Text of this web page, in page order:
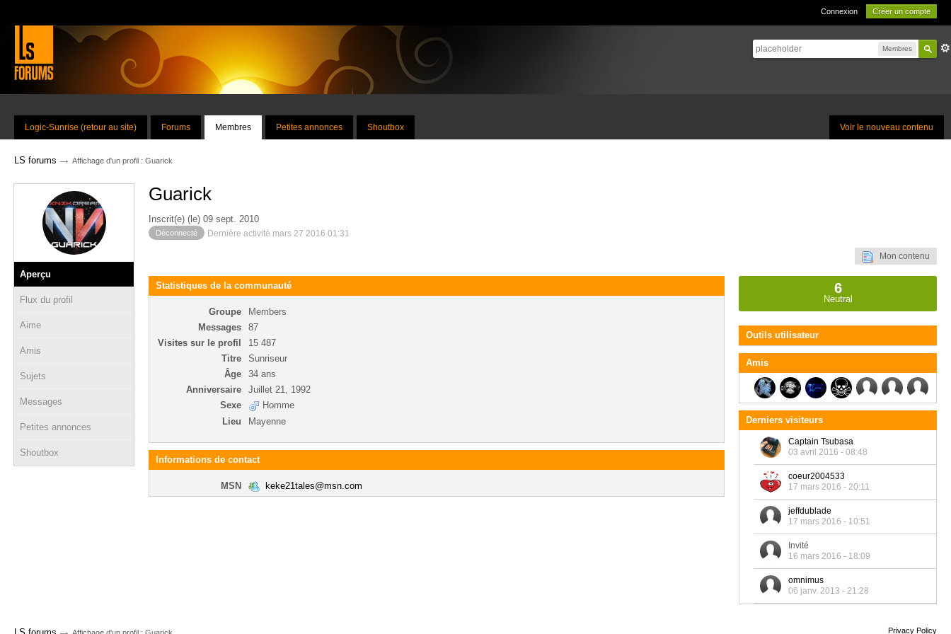
Connexion Créer un compte
Membres
Voir le nouveau contenu
Logic-Sunrise (retour au site) Forums Membres Petites annonces Shoutbox
LS forums → Affichage d'un profil : Guarick
Aperçu
Flux du profil
Aime
Amis
Sujets
Messages
Petites annonces
Shoutbox
Guarick
Inscrit(e) (le) 09 sept. 2010
Déconnecté Dernière activité mars 27 2016 01:31
Mon contenu
Statistiques de la communauté
Groupe
Members
Messages
87
Visites sur le profil
15 487
Titre
Sunriseur
Âge
34 ans
Anniversaire
Juillet 21, 1992
Sexe
Homme
Lieu
Mayenne
Informations de contact
MSN keke21tales@msn.com
6
Neutral
Outils utilisateur
Amis
Derniers visiteurs
Captain Tsubasa
03 avril 2016 - 08:48
coeur2004533
17 mars 2016 - 20:11
jeffdublade
17 mars 2016 - 10:51
Invité
16 mars 2016 - 18:09
omnimus
06 janv. 2013 - 21:28
Privacy Policy